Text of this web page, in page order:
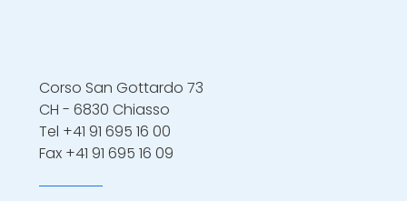
Corso San Gottardo 73
CH - 6830 Chiasso
Tel +41 91 695 16 00
Fax +41 91 695 16 09